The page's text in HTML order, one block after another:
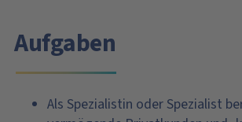
Aufgaben
Als Spezialistin oder Spezialist